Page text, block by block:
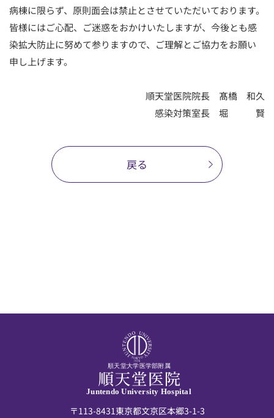
病棟に限らず、原則面会は禁止とさせていただいております。
皆様にはご心配、ご迷惑をおかけいたしますが、今後とも感
染拡大防止に努めて参りますので、ご理解とご協力をお願い
申し上げます。
順天堂医院院長 髙橋 和久
感染対策室長 堀 賢
戻る
順天堂大学医学部附属
Juntendo University Hospital
〒113-8431東京都文京区本郷3-1-3
臨床研究・治験
（臨床研究・治験センター）